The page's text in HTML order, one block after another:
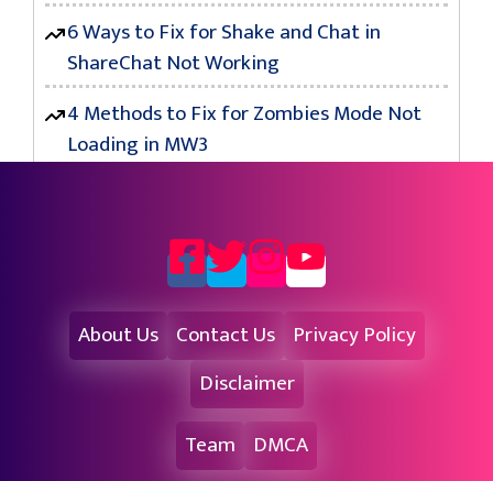
6 Ways to Fix for Shake and Chat in
ShareChat Not Working
4 Methods to Fix for Zombies Mode Not
Loading in MW3
About Us Contact Us Privacy Policy
Disclaimer
Team
DMCA